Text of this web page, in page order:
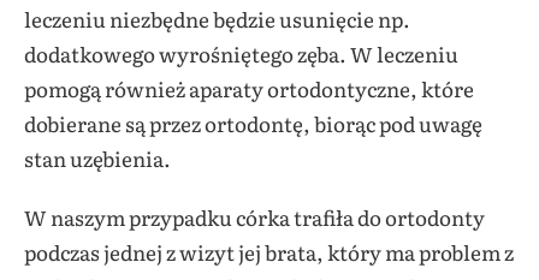
leczeniu niezbędne będzie usunięcie np.
dodatkowego wyrośniętego zęba. W leczeniu
pomogą również aparaty ortodontyczne, które
dobierane są przez ortodontę, biorąc pod uwagę
stan uzębienia.
W naszym przypadku córka trafiła do ortodonty
podczas jednej z wizyt jej brata, który ma problem z